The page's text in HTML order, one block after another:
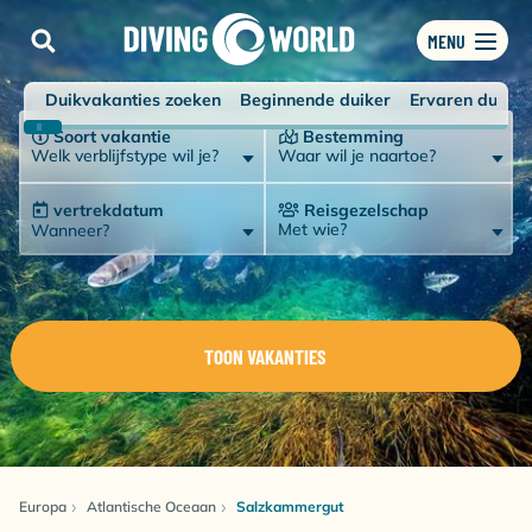
MENU
Duikvakanties zoeken Beginnende duiker
Ervaren duiker
Soort vakantie
Welk verblijfstype wil je?
Bestemming
Waar wil je naartoe?
vertrekdatum
Wanneer?
Reisgezelschap
Met wie?
TOON VAKANTIES
Europa Atlantische Oceaan Salzkammergut